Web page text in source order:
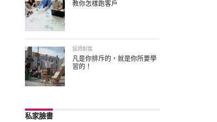
教你怎樣跑客戶
投資創富
凡是你排斥的，就是你所要學
習的！
私家臉書